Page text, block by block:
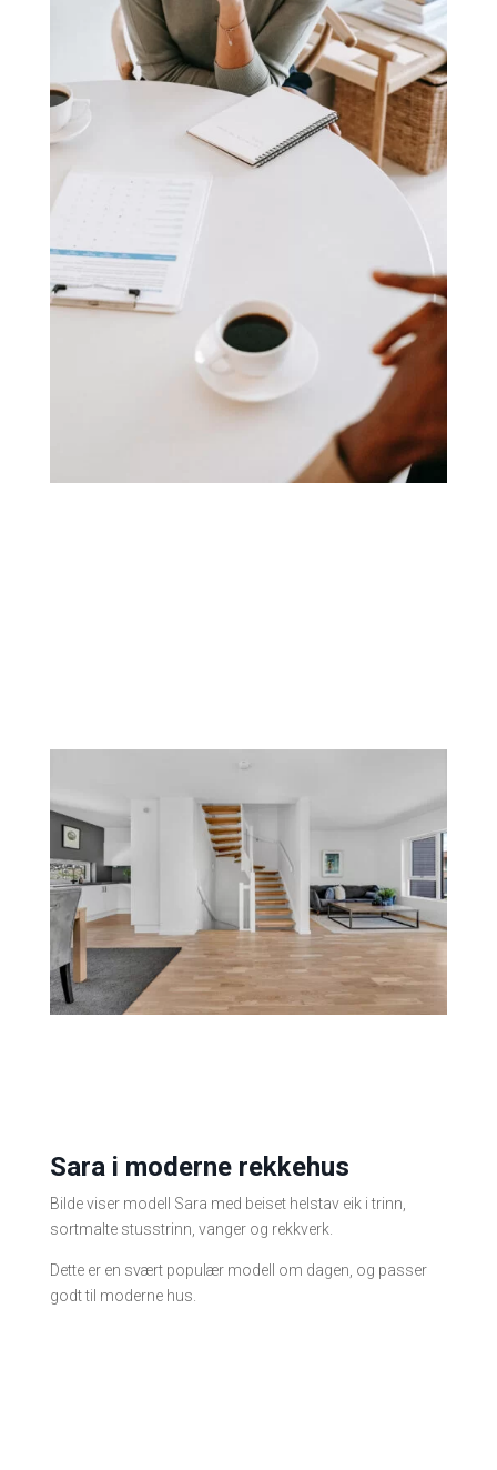
Sara i moderne rekkehus
Bilde viser modell Sara med beiset helstav eik i trinn,
sortmalte stusstrinn, vanger og rekkverk.
Dette er en svært populær modell om dagen, og passer
godt til moderne hus.